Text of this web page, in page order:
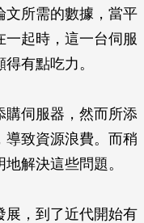
文所需的數據，當平
一起時，這一台伺服
有點吃力。
購伺服器，然而所添
導致資源浪費。而稍
解決這些問題。
展，到了近代開始有